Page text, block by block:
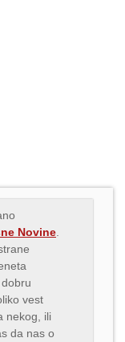
Novine
vest
nekog, ili
da nas o